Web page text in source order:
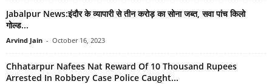
Jabalpur News:इंदौर के व्यापारी से तीन करोड़ का सोना जब्त, सवा पांच किलो
गोल्ड...
Arvind Jain - October 16, 2023
Chhatarpur Nafees Nat Reward Of 10 Thousand Rupees
Arrested In Robbery Case Police Caught...